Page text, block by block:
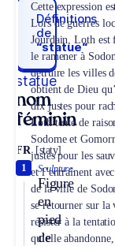
Définitions
de
“statue“
statue
nom
féminin
FR [staty]
Sculpture.
Figure
en
pied
de
1
Cette expression
Lors de guerres
Jourdain, Loth est
le ramener à
détruire les villes
obtient de Dieu
dix justes pour
Loth tente de
Sodome et
justes pour les
et l’entraînent
de la ville de
se retourner sur la
résister à la
qu’elle